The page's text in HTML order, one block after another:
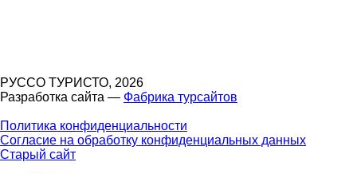
РУССО ТУРИСТО, 2026
Разработка сайта — Фабрика турсайтов
Политика конфиденциальности
Согласие на обработку конфиденциальных данных
Старый сайт